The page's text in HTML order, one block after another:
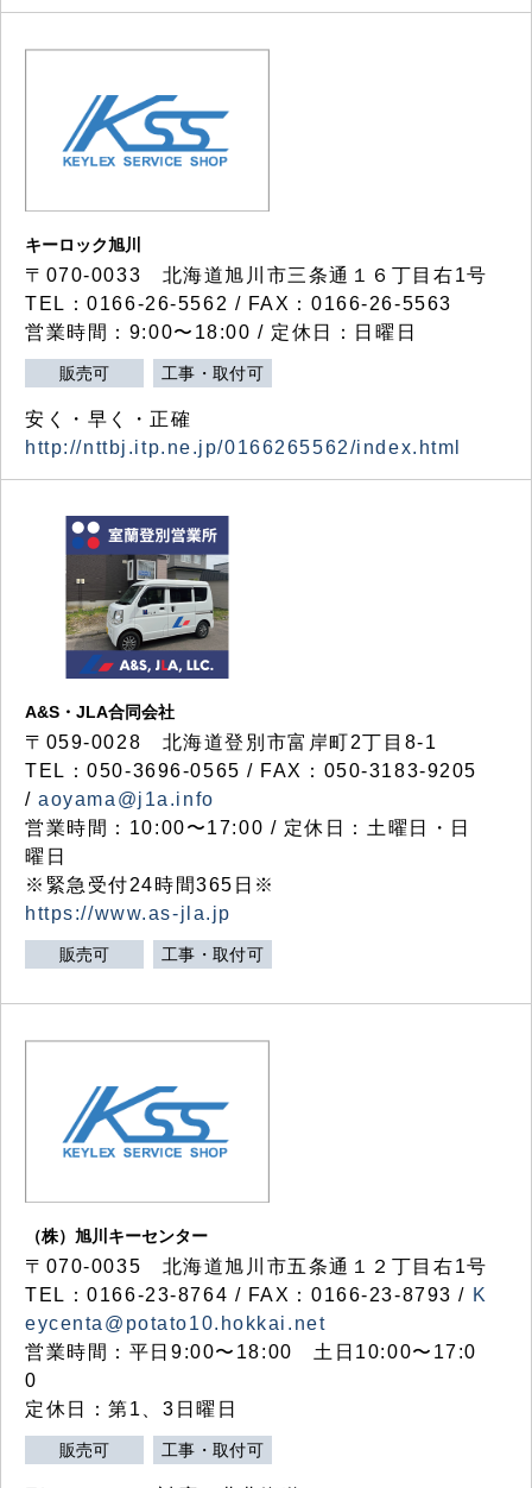
キーロック旭川
〒070-0033 北海道旭川市三条通１６丁目右1号
TEL：0166-26-5562 / FAX：0166-26-5563
営業時間：9:00〜18:00 / 定休日：日曜日
販売可 工事・取付可
安く・早く・正確
http://nttbj.itp.ne.jp/0166265562/index.html
A&S・JLA合同会社
〒 059-0028 北海道登別市富岸町2丁目 8-1
TEL：050-3696-0565 / FAX：050-3183-9205
/aoyama@j1a.info
営業時間：10:00〜17:00 / 定休日：土曜日・日
曜日
※緊急受付24時間365日※
https://www.as-jla.jp
販売可 工事・取付可
（株）旭川キーセンター
〒070-0035 北海道旭川市五条通１２丁目右1号
TEL：0166-23-8764 / FAX：0166-23-8793 / K
eycenta@potato10.hokkai.net
営業時間：平日9:00〜18:00 土日10:00〜17:0
0
定休日：第1、3日曜日
販売可 工事・取付可